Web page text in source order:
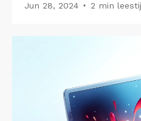
Jun 28, 2024 2 min